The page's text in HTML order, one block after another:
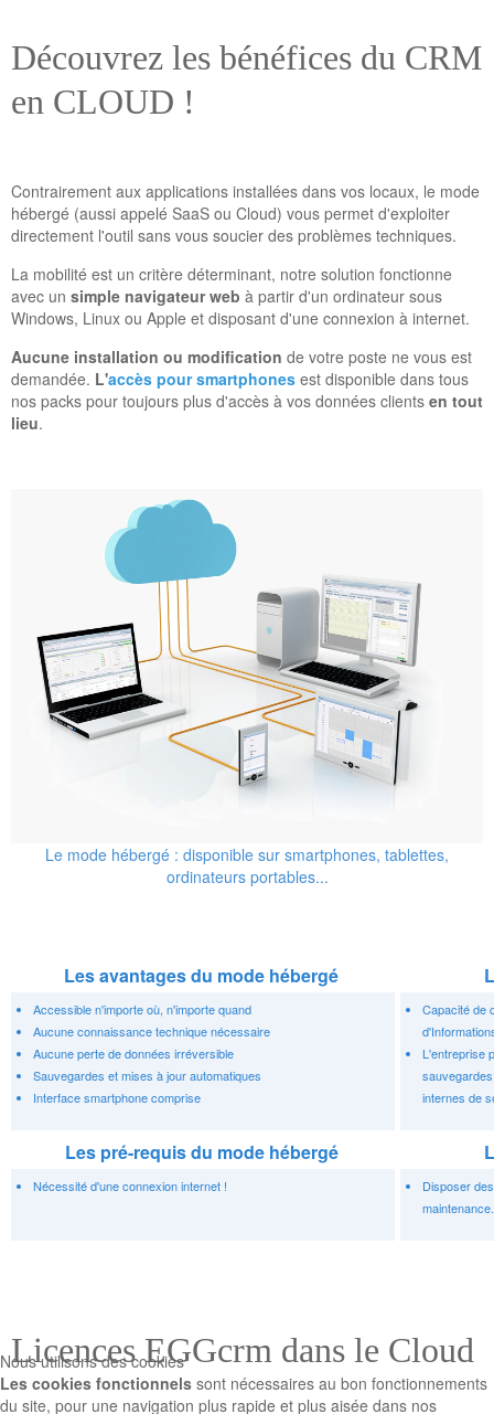
Découvrez les bénéfices du CRM
en CLOUD !
Contrairement aux applications installées dans vos locaux, le mode
hébergé (aussi appelé SaaS ou Cloud) vous permet d'exploiter
directement l'outil sans vous soucier des problèmes techniques.
La mobilité est un critère déterminant, notre solution fonctionne
avec un simple navigateur web à partir d'un ordinateur sous
Windows, Linux ou Apple et disposant d'une connexion à internet.
Aucune installation ou modification de votre poste ne vous est
demandée. L'accès pour smartphones est disponible dans tous
nos packs pour toujours plus d'accès à vos données clients en tout
lieu.
Le mode hébergé : disponible sur smartphones, tablettes,
ordinateurs portables...
Les avantages du mode hébergé
Accessible n'importe où, n'importe quand
Aucune connaissance technique nécessaire
Aucune perte de données irréversible
Sauvegardes et mises à jour automatiques
Interface smartphone comprise
Capacité de
L'entreprise
internes de
Les pré-requis du mode hébergé
Nécessité d'une connexion internet !
Disposer
maintenance.
Licences EGGcrm dans le Cloud
Nous utilisons des cookies
Les cookies fonctionnels sont nécessaires au bon fonctionnements
du site, pour une navigation plus rapide et plus aisée dans nos